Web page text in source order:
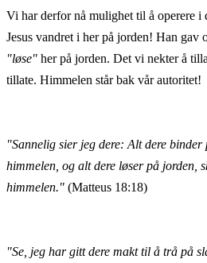
Vi har derfor nå mulighet til å operere i
Jesus vandret i her på jorden! Han gav
"løse" her på jorden. Det vi nekter å
tillate. Himmelen står bak vår autoritet!
"Sannelig sier jeg dere: Alt dere
himmelen, og alt dere løser på jorden,
himmelen." (Matteus 18:18)
"Se, jeg har gitt dere makt til å trå på